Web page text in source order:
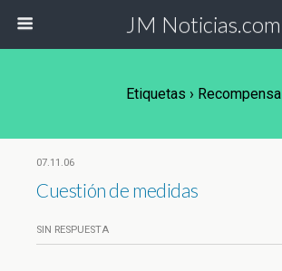
JM Noticias.com
Etiquetas › Recompensa
07.11.06
Cuestión de medidas
SIN RESPUESTA